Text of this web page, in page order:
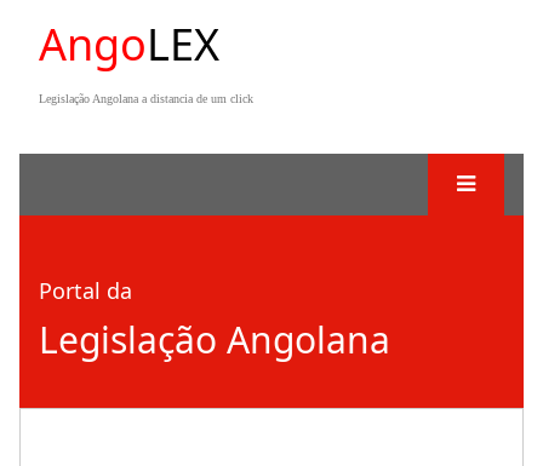
AngoLEX
Legislação Angolana a distancia de um click
Portal da
Legislação Angolana